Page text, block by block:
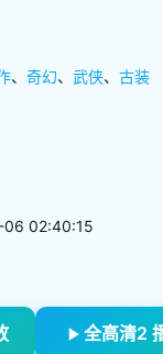
、 奇幻、 武侠、 古装
02:40:15
全高清2